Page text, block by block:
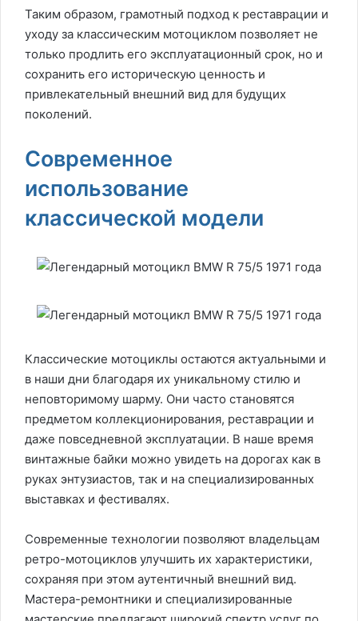
Таким образом, грамотный подход к реставрации и
уходу за классическим мотоциклом позволяет не
только продлить его эксплуатационный срок, но и
сохранить его историческую ценность и
привлекательный внешний вид для будущих
поколений.
Современное
использование
классической модели
Классические мотоциклы остаются актуальными и
в наши дни благодаря их уникальному стилю и
неповторимому шарму. Они часто становятся
предметом коллекционирования, реставрации и
даже повседневной эксплуатации. В наше время
винтажные байки можно увидеть на дорогах как в
руках энтузиастов, так и на специализированных
выставках и фестивалях.
Современные технологии позволяют владельцам
ретро-мотоциклов улучшить их характеристики,
сохраняя при этом аутентичный внешний вид.
Мастера-ремонтники и специализированные